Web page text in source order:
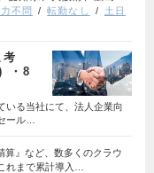
不問 転勤なし
土日
・8
る当社にて、法人企業向
ール…
算』など、数多くのクラウ
れまで累計導入…